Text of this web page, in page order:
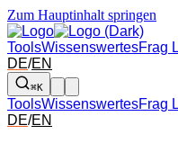
Zum Hauptinhalt springen
ToolsWissenswertesFrag
DE/EN
⌘K
ToolsWissenswertesFrag
DE/EN